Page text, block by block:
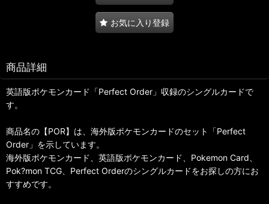
お気に入り登録
商品詳細
英語版ポケモンカード「Perfect Order」収録のシングルカードで
す。
商品名の【POR】は、海外版ポケモンカードのセット「Perfect
Order」を示しています。
海外版ポケモンカード、英語版ポケモンカード、Pokemon Card、
Pok?mon TCG、Perfect Orderのシングルカードをお探しの方にお
すすめです。